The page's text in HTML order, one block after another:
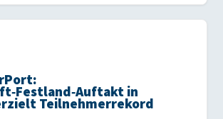
in
Teilnehmerrekord